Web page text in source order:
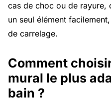
cas de choc ou de rayure,
un seul élément
de carrelage.
Comment
mural le plus
bain ?